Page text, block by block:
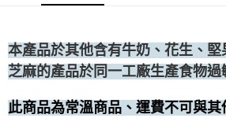
本產品於其他含有牛奶、花生、堅
芝麻的產品於同一工廠生產食物過
此商品為常溫商品、運費不可與其